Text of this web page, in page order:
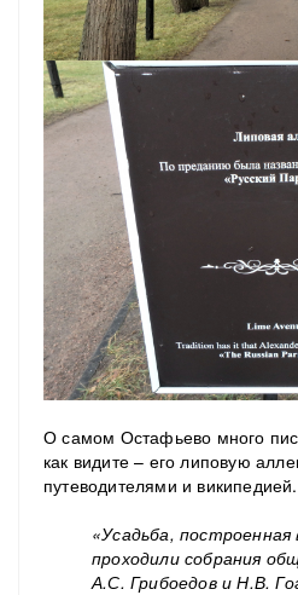
О самом Остафьево много
как видите – его липовую
путеводителями и
«Усадьба,
проходили собрания
А.С. Грибоедов и Н.В.